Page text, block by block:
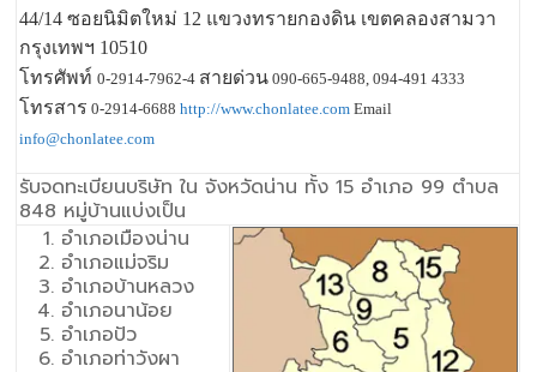
44/14 ซอยนิมิตใหม่ 12 แขวงทรายกองดิน เขตคลองสามวา
กรุงเทพฯ 10510
โทรศัพท์0-2914-7962-4 สายด่วน 090-665-9488, 094-491 4333
โทรสาร 0-2914-6688http://www.chonlatee.com Email
info@chonlatee.com
รับจดทะเบียนบริษัท ใน จังหวัดน่าน ทั้ง 15 อำเภอ 99 ตำบล
848 หมู่บ้านแบ่งเป็น
อำเภอเมืองน่าน
อำเภอแม่จริม
อำเภอบ้านหลวง
อำเภอนาน้อย
อำเภอปัว
อำเภอท่าวังผา